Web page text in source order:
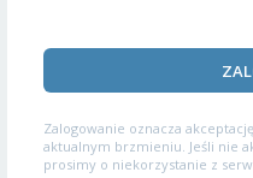
Zalogowanie oznacza akceptację
aktualnym brzmieniu. Jeśli nie
prosimy o niekorzystanie z